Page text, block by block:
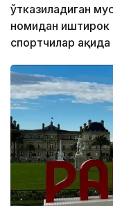
ўтказиладиган
номидан иштирок
спортчилар